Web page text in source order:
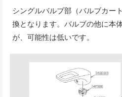
シングルバルブ部（バルブカー
換となります。バルブの他に本
が、可能性は低いです。